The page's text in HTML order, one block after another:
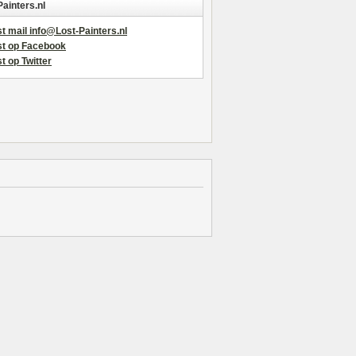
mail info@Lost-Painters.nl
op Facebook
op Twitter